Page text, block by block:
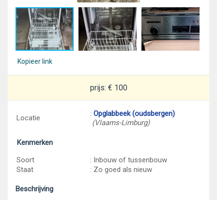
Kopieer link
prijs: € 100
Locatie : Opglabbeek (oudsbergen)
(Vlaams-Limburg)
Kenmerken
Soort
: Inbouw of tussenbouw
Staat
: Zo goed als nieuw
Beschrijving